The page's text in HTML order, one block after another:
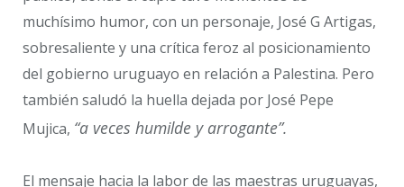
muchísimo humor, con un personaje, José G Artigas,
sobresaliente y una crítica feroz al posicionamiento
del gobierno uruguayo en relación a Palestina. Pero
también saludó la huella dejada por José Pepe
Mujica, “a veces humilde y arrogante”.
El mensaje hacia la labor de las maestras uruguayas,